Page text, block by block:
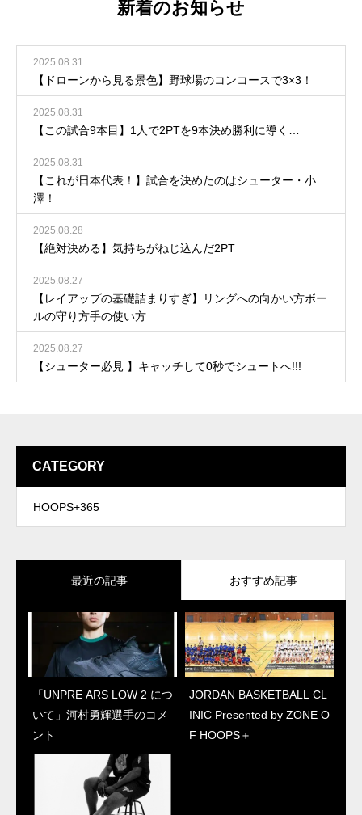
新着のお知らせ
2025.08.31
【ドローンから見る景色】野球場のコンコースで3×3！
2025.08.31
【この試合9本目】1人で2PTを9本決め勝利に導く…
2025.08.31
【これが日本代表！】試合を決めたのはシューター・小
澤！
2025.08.28
【絶対決める】気持ちがねじ込んだ2PT
2025.08.27
【レイアップの基礎詰まりすぎ】リングへの向かい方ボー
ルの守り方手の使い方
2025.08.27
【シューター必見 】キャッチして0秒でシュートへ!!!
CATEGORY
HOOPS+365
最近の記事 おすすめ記事
「UNPRE ARS LOW 2 につ
いて」河村勇輝選手のコメ
ント
JORDAN BASKETBALL CL
INIC Presented by ZONE O
F HOOPS＋
JORDAN BASKETBALL CL
INIC Presented by ZONE O
F HOOPS＋
「UNPRE ARS LOW 2 につ
いて」河村勇輝選手のコメ
ント